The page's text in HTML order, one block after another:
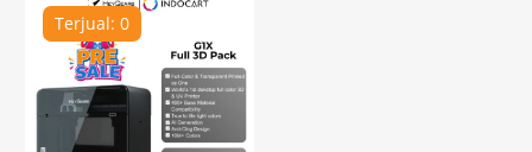
Terjual: 0